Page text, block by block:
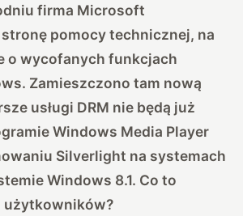
firma Microsoft
pomocy technicznej, na
o wycofanych funkcjach
Zamieszczono tam nową
usługi DRM nie będą już
Windows Media Player
Silverlight na systemach
Windows 8.1. Co to
użytkowników?